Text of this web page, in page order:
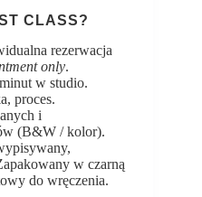
CLASS?
rezerwacja
only.
w studio.
proces.
i
(B&W / kolor).
w czarną
do wręczenia.